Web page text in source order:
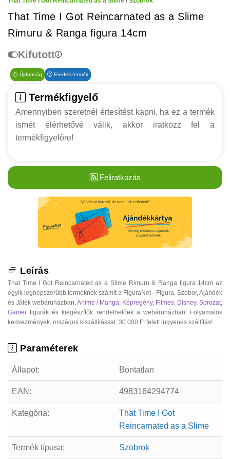
That Time I Got Reincarnated as a Slime
Rimuru & Ranga figura 14cm
Kifutott
Újdonság Eredeti termék
Termékfigyelő
Amennyiben szeretnél értesítést kapni, ha ez a termék
ismét elérhetővé válik, akkor iratkozz fel a
termékfigyelőre!
Feliratkozás
Leírás
That Time I Got Reincarnated as a Slime Rimuru & Ranga figura 14cm az
egyik legnépszerűbb terméknek számít a FiguraNet - Figura, Szobor, Ajándék
és Játék webáruházban. Anime / Manga Képregény, Filmes Disney, Sorozat
Gamer figurák és kiegészítők rendelhetőek a webáruházban. Folyamatos
kedvezmények, országos kiszállítással, 30 000 Ft felett ingyenes szállítás!.
Paraméterek
Állapot: Bontatlan
EAN: 4983164294774
Kategória:
That Time I Got
Reincarnated as a Slime
Termék típusa: Szobrok